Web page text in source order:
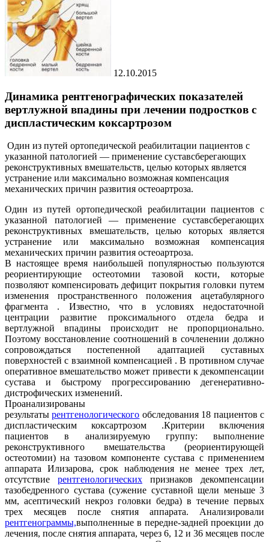
12.10.2015
Динамика рентгенографических показателей
вертлужной впадины при лечении подростков с
диспластическим коксартрозом
Один из путей ортопедической реабилитации пациентов с
указанной патологией — применение суставсберегающих
реконструктивных вмешательств, целью которых является
устранение или максимально возможная компенсация
механических причин развития остеоартроза.
Один из путей ортопедической реабилитации пациентов с
указанной патологией — применение суставсберегающих
реконструктивных вмешательств, целью которых является
устранение или максимально возможная компенсация
механических причин развития остеоартроза.
В настоящее время наибольшей популярностью пользуются
реориентирующие остеотомии тазовой кости, которые
позволяют компенсировать дефицит покрытия головки путем
изменения пространственного положения ацетабулярного
фрагмента . Известно, что в условиях недостаточной
центрации развитие проксимального отдела бедра и
вертлужной впадины происходит не пропорционально.
Поэтому восстановление соотношений в сочленении должно
сопровождаться постепенной адаптацией суставных
поверхностей с взаимной компенсацией . В противном случае
оперативное вмешательство может привести к декомпенсации
сустава и быстрому прогрессированию дегенеративно-
дистрофических изменений.
Проанализированы
результатырентгенологического обследования 18 пациентов с
диспластическим коксартрозом .Критерии включения
пациентов в анализируемую группу: выполнение
реконструктивного вмешательства (реориентирующей
остеотомии) на тазовом компоненте сустава с применением
аппарата Илизарова, срок наблюдения не менее трех лет,
отсутствие рентгенологических признаков декомпенсации
тазобедренного сустава (сужение суставной щели меньше 3
мм, асептический некроз головки бедра) в течение первых
трех месяцев после снятия аппарата. Анализировали
рентгенограммы,выполненные в передне-задней проекции до
лечения, после снятия аппарата, через 6, 12 и 36 месяцев после